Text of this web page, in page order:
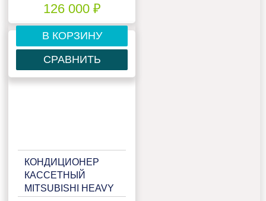
S/SRC40ZSX-S
126 000 ₽
В КОРЗИНУ
СРАВНИТЬ
КОНДИЦИОНЕР
КАССЕТНЫЙ
MITSUBISHI HEAVY